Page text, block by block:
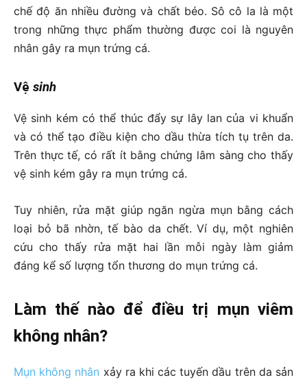
chế độ ăn nhiều đường và chất béo. Sô cô la là một
trong những thực phẩm thường được coi là nguyên
nhân gây ra mụn trứng cá.
Vệ sinh
Vệ sinh kém có thể thúc đẩy sự lây lan của vi khuẩn
và có thể tạo điều kiện cho dầu thừa tích tụ trên da.
Trên thực tế, có rất ít bằng chứng lâm sàng cho thấy
vệ sinh kém gây ra mụn trứng cá.
Tuy nhiên, rửa mặt giúp ngăn ngừa mụn bằng cách
loại bỏ bã nhờn, tế bào da chết. Ví dụ, một nghiên
cứu cho thấy rửa mặt hai lần mỗi ngày làm giảm
đáng kể số lượng tổn thương do mụn trứng cá.
Làm thế nào để điều trị mụn viêm
không nhân?
Mụn không nhân xảy ra khi các tuyến dầu trên da sản